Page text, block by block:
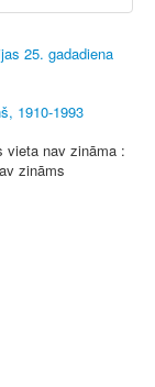
25. gadadiena
1910-1993
vieta nav zināma :
zināms